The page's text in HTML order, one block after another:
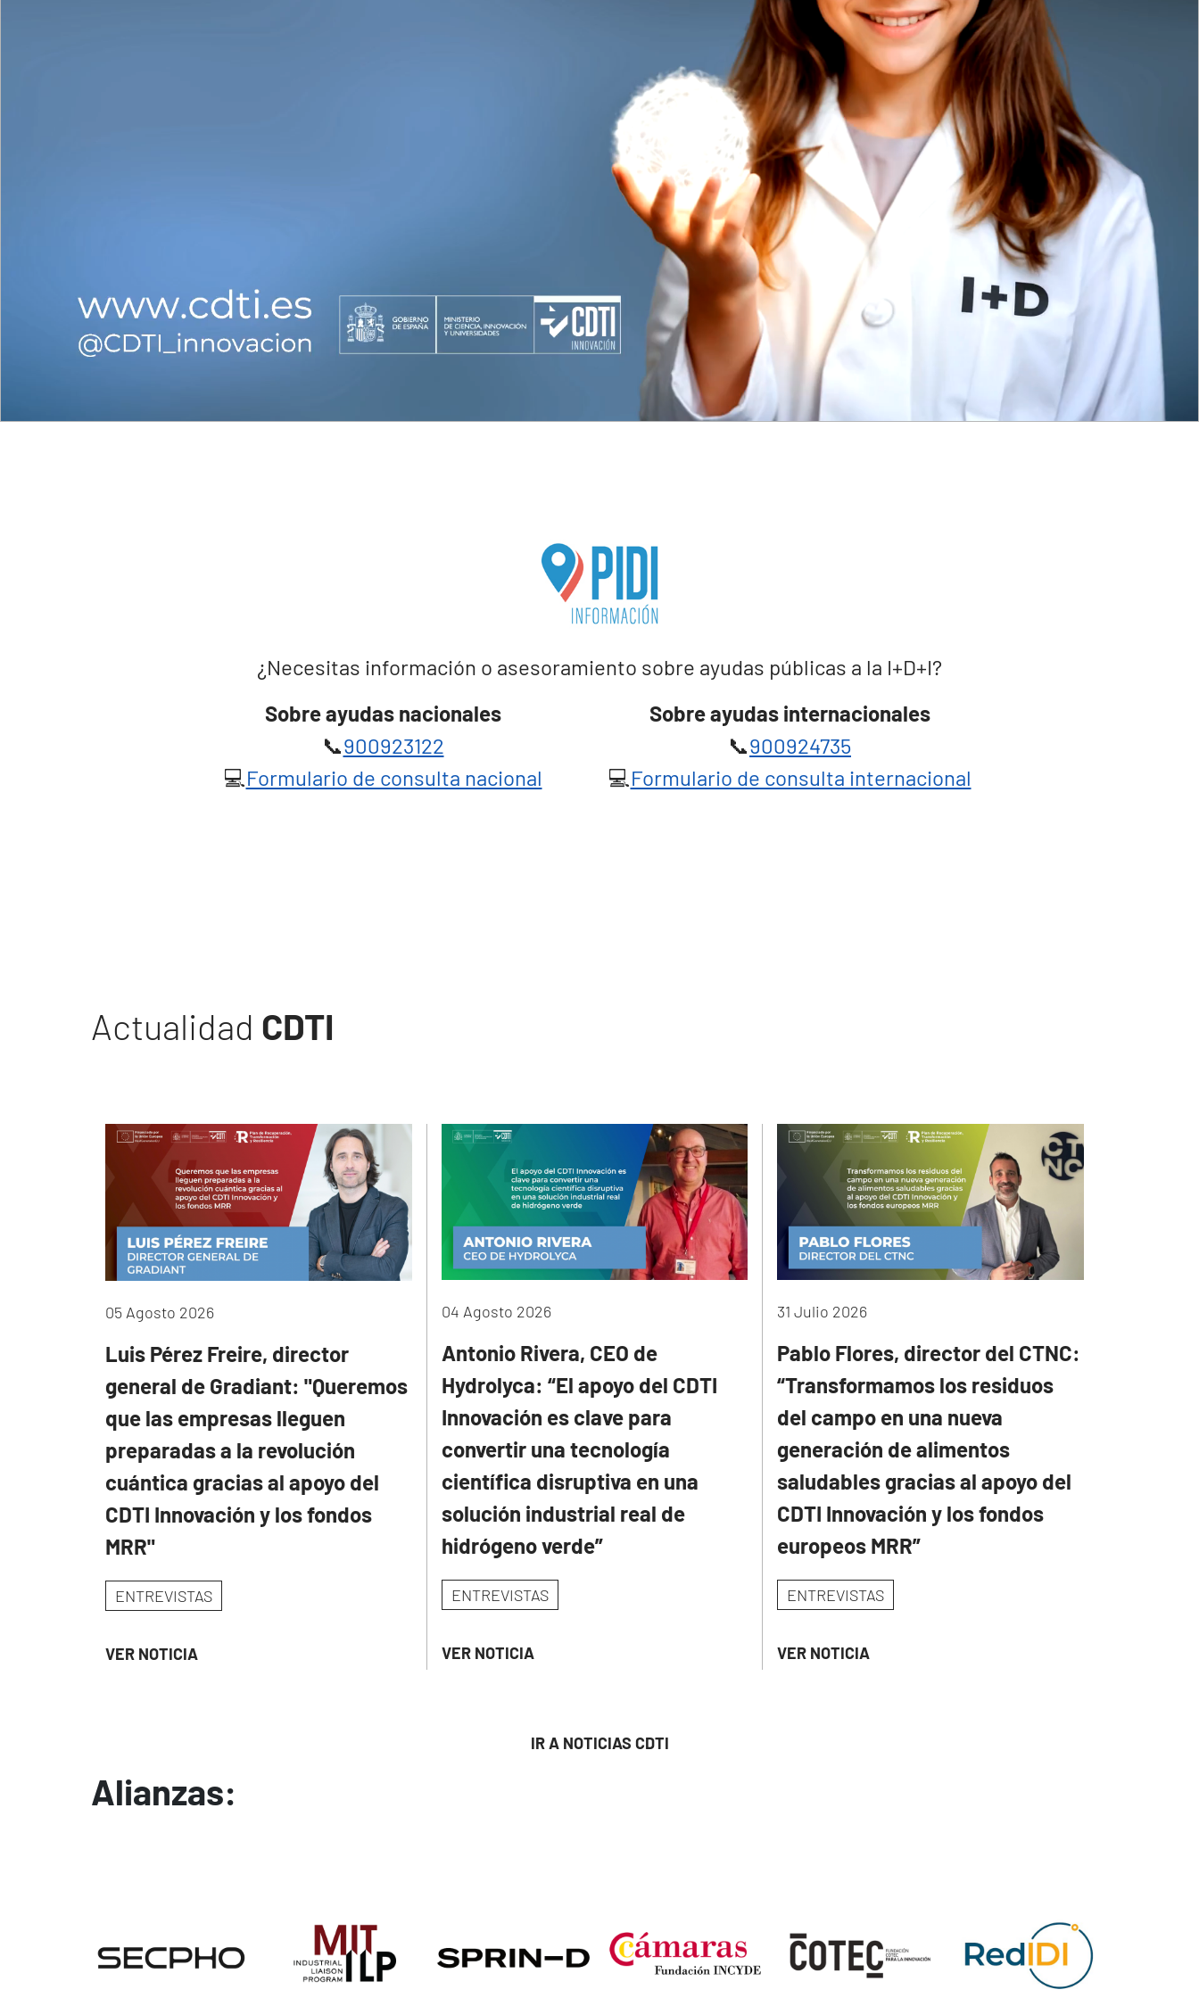
¿Necesitas información o asesoramiento sobre ayudas públicas a la I+D+I?
Sobre ayudas nacionales
Sobre ayudas internacionales
📞900923122 📞900924735
💻 Formulario de consulta nacional 💻 Formulario de consulta internacional
Actualidad CDTI
05 Agosto 2026
Luis Pérez Freire, director
general de Gradiant: "Queremos
que las empresas lleguen
preparadas a la revolución
cuántica gracias al apoyo del
CDTI Innovación y los fondos
MRR"
ENTREVISTAS
VER NOTICIA
04 Agosto 2026
Antonio Rivera, CEO de
Hydrolyca: “El apoyo del CDTI
Innovación es clave para
convertir una tecnología
científica disruptiva en una
solución industrial real de
hidrógeno verde”
ENTREVISTAS
VER NOTICIA
31 Julio 2026
Pablo Flores, director del CTNC:
“Transformamos los residuos
del campo en una nueva
generación de alimentos
saludables gracias al apoyo del
CDTI Innovación y los fondos
europeos MRR”
ENTREVISTAS
VER NOTICIA
IR A NOTICIAS CDTI
Alianzas: